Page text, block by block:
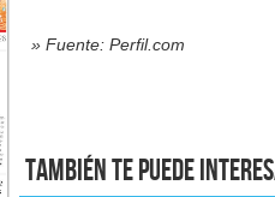
» Fuente: Perfil.com
También te puede